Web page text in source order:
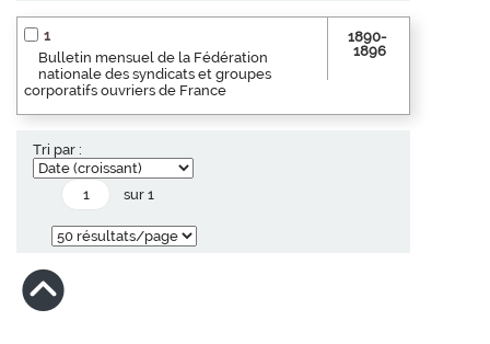
1
Bulletin mensuel de la Fédération
nationale des syndicats et groupes
corporatifs ouvriers de France
1890-
1896
Tri par :
sur 1